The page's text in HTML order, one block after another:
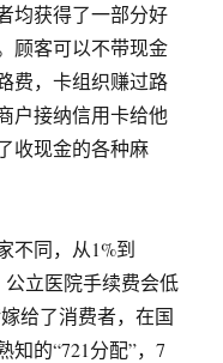
均获得了一部分好
顾客可以不带现金
费，卡组织赚过路
户接纳信用卡给他
收现金的各种麻
不同，从1%到
公立医院手续费会低
给了消费者，在国
知的“721分配”，7